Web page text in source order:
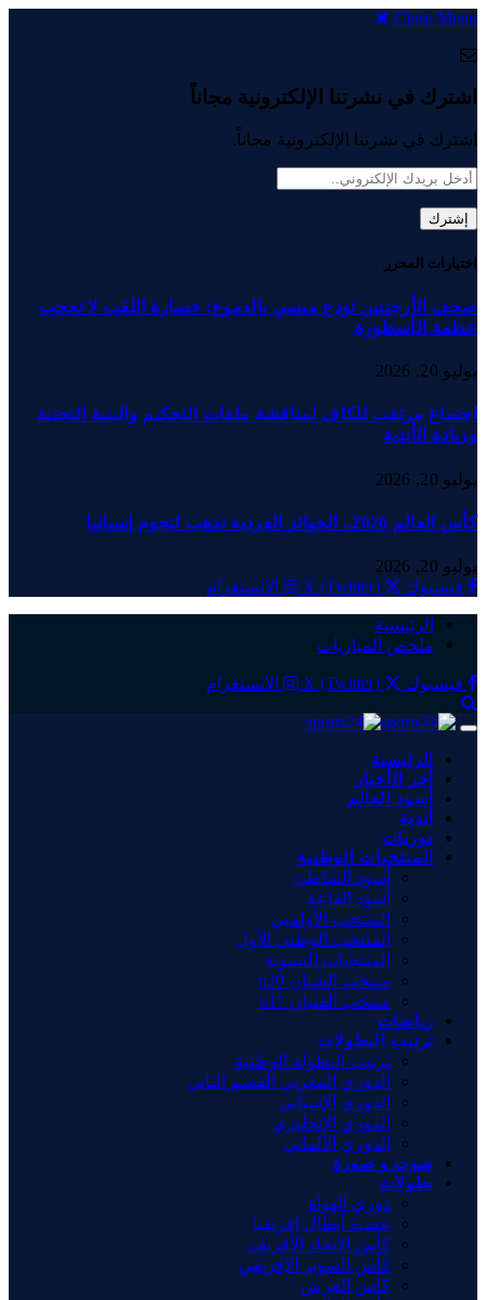
Close Menu
اشترك في نشرتنا الإلكترونية مجاناً
اشترك في نشرتنا الإلكترونية مجاناً.
اختيارات المحرر
صحف الأرجنتين تودع ميسي بالدموع: خسارة اللقب لا تحجب
عظمة الأسطورة
يوليو 20, 2026
اجتماع مرتقب للكاف لمناقشة ملفات التحكيم والبنية التحتية
وزيادة الأندية
يوليو 20, 2026
كأس العالم 2026.. الجوائز الفردية تذهب لنجوم إسبانيا
يوليو 20, 2026
فيسبوك
X (Twitter) الانستغرام
الرئيسية
ملخص المباريات
فيسبوك X (Twitter) الانستغرام
الرئيسية
آخر الأخبار
أسود العالم
أندية
دوريات
المنتخبات الوطنية
أسود الشاطئ
أسود القاعة
المنتخب الأولمبي
المنتخب الوطني الأول
المنتخبات النسوية
منتخب الشبان u20
منتخب الفتيان u17
رياضات
ترتيب البطولات
ترتيب البطولة الوطنية
الدوري المغربي القسم الثاني
الدوري الإسباني
الدوري الإنجليزي
الدوري الألماني
صوت و صورة
بطولات
دوري الهواة
عصبة أبطال إفريقيا
كأس الاتحاد الأفريقي
كأس السوبر الإفريقي
كأس العرش